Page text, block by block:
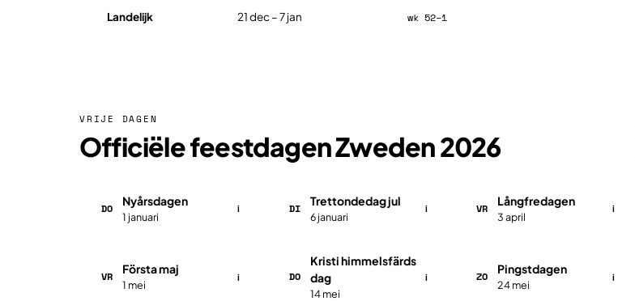
Kerstvakantie in Zweden 2026, per regio
Landelijk 21 dec – 7 jan wk 52–1
VRIJE DAGEN
Officiële feestdagen Zweden 2026
DO
Nyårsdagen
1 januari
i DI
Trettondedag jul
6 januari
i VR
Långfredagen
3 april
i
VR
Första maj
1 mei
i DO
Kristi himmelsfärds
dag
14 mei
i ZO
Pingstdagen
24 mei
i